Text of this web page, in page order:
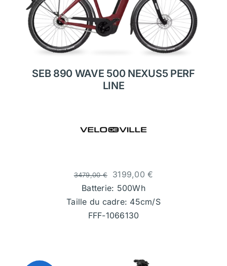
SEB 890 WAVE 500 NEXUS5 PERF
LINE
3479,00€ 3199,00€
Batterie: 500Wh
Taille du cadre: 45cm/S
FFF-1066130